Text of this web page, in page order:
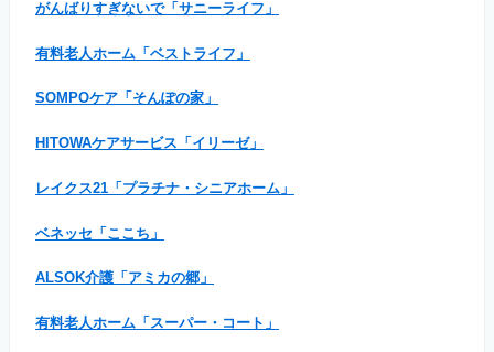
がんばりすぎないで「サニーライフ」
有料老人ホーム「ベストライフ」
SOMPOケア「そんぽの家」
HITOWAケアサービス「イリーゼ」
レイクス21「プラチナ・シニアホーム」
ベネッセ「ここち」
ALSOK介護「アミカの郷」
有料老人ホーム「スーパー・コート」